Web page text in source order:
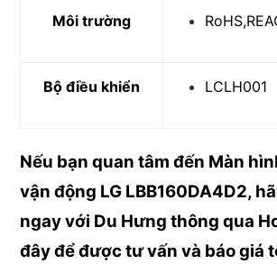
Môi trường
Bộ điều khiển LCLH001
Nếu bạn quan tâm đến Màn
vận động LG LBB160DA4D2,
ngay với Du Hưng thông qua
đây để đượctư vấn và báo giá